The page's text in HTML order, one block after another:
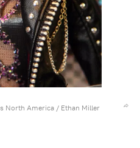
North America / Ethan Miller